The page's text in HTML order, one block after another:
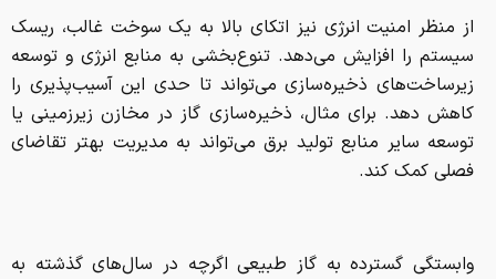
از منظر امنیت انرژی نیز اتکای بالا به یک سوخت غالب، ریسک
سیستم را افزایش می‌دهد. تنوع‌بخشی به منابع انرژی و توسعه
زیرساخت‌های ذخیره‌سازی می‌تواند تا حدی این آسیب‌پذیری را
کاهش دهد. برای مثال، ذخیره‌سازی گاز در مخازن زیرزمینی یا
توسعه سایر منابع تولید برق می‌تواند به مدیریت بهتر تقاضای
فصلی کمک کند.
وابستگی گسترده به گاز طبیعی اگرچه در سال‌های گذشته به